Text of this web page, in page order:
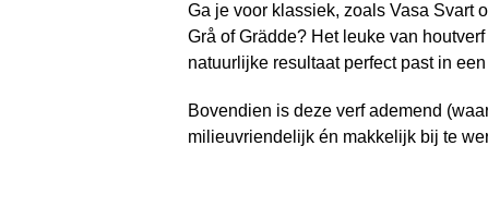
Ga je voor klassiek, zoals Vasa Svart
Grå of Grädde? Het leuke van
natuurlijke resultaat perfect past in
Bovendien is deze verf ademend
milieuvriendelijk én makkelijk bij te